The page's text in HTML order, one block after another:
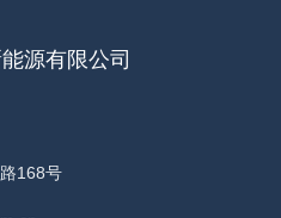
源有限公司
168号